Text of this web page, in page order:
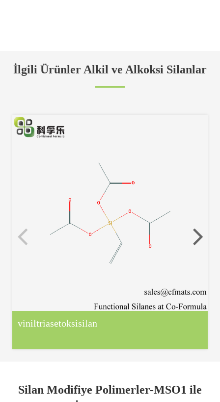
İlgili Ürünler Alkil ve Alkoksi Silanlar
viniltriasetoksisilan
Silan Modifiye Polimerler-MSO1 ile